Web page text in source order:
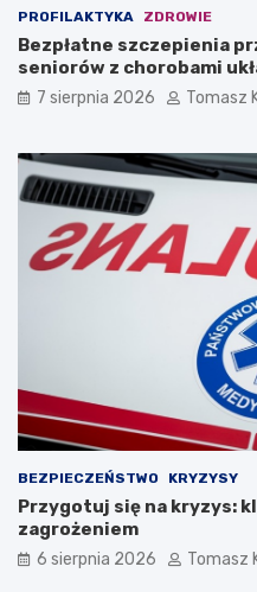
PROFILAKTYKA ZDROWIE
Bezpłatne szczepienia
seniorów z chorobami
7 sierpnia 2026 Tomasz
BEZPIECZEŃSTWO KRYZYSY
Przygotuj się na kryzys:
zagrożeniem
6 sierpnia 2026 Tomasz